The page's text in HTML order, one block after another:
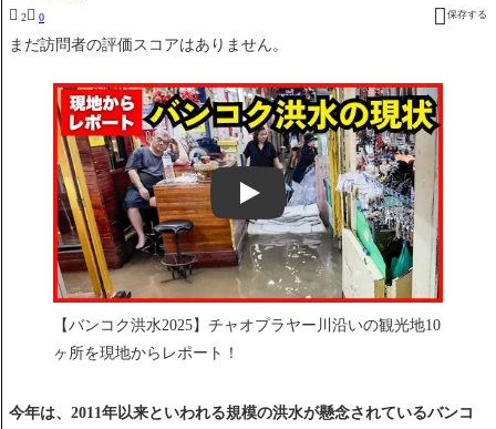
 2 0  保存する
まだ訪問者の評価スコアはありません。
Play
【バンコク洪水2025】チャオプラヤー川沿いの観光地10
ヶ所を現地からレポート！
今年は、2011年以来といわれる規模の洪水が懸念されているバンコ